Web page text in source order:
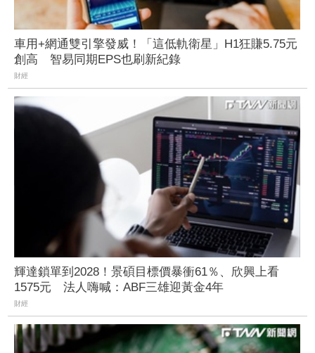
車用+網通雙引擎發威！「這低軌衛星」H1狂賺5.75元
創高 智易同期EPS也刷新紀錄
財經
輝達鎖單到2028！景碩目標價暴衝61％、欣興上看
1575元 法人嗨喊：ABF三雄迎黃金4年
財經